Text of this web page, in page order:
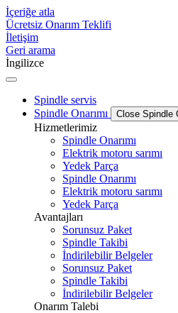
İçeriğe atla
Ücretsiz Onarım Teklifi
İletişim
Geri arama
İngilizce
Spindle servis
Spindle Onarımı
Close Spindle
Hizmetlerimiz
Spindle Onarımı
Elektrik motoru sarımı
Yedek Parça
Spindle Onarımı
Elektrik motoru sarımı
Yedek Parça
Avantajları
Sorunsuz Paket
Spindle Takibi
İndirilebilir Belgeler
Sorunsuz Paket
Spindle Takibi
İndirilebilir Belgeler
Onarım Talebi